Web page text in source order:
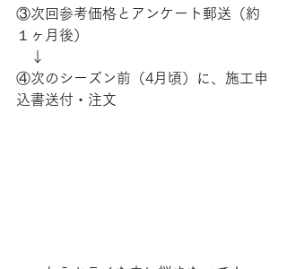
③次回参考価格とアンケート郵送（約
１ヶ月後）
↓
④次のシーズン前（4月頃）に、施工申
込書送付・注文